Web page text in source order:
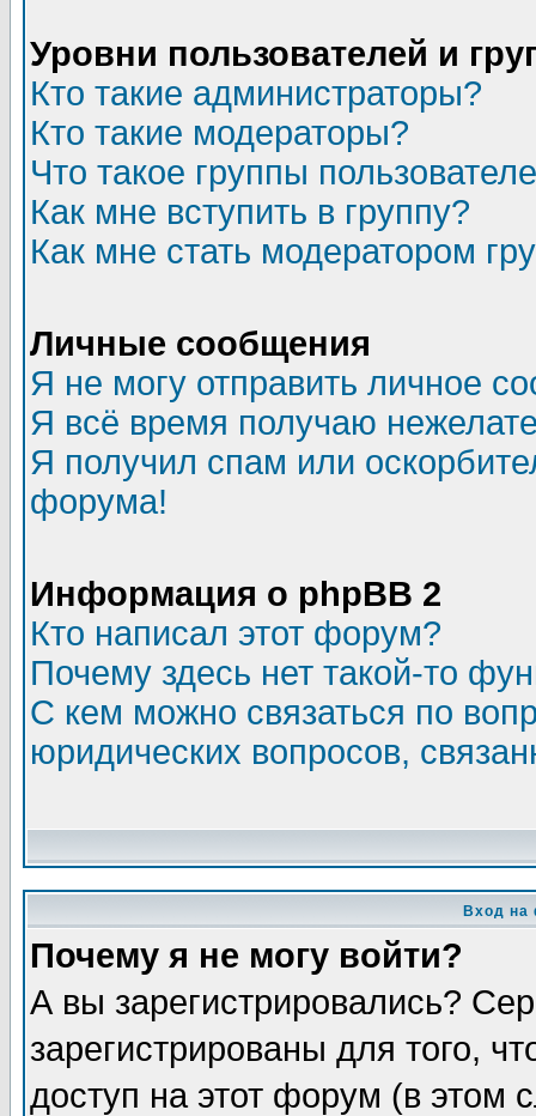
Уровни пользователей и
Кто такие администраторы?
Кто такие модераторы?
Что такое группы
Как мне вступить в группу?
Как мне стать модератором
Личные сообщения
Я не могу отправить личное
Я всё время получаю
Я получил спам или
форума!
Информация о phpBB 2
Кто написал этот форум?
Почему здесь нет такой-то
С кем можно связаться по
юридических вопросов,
Вход на
Почему я не могу войти?
А вы зарегистрировались?
зарегистрированы для того,
доступ на этот форум (в этом